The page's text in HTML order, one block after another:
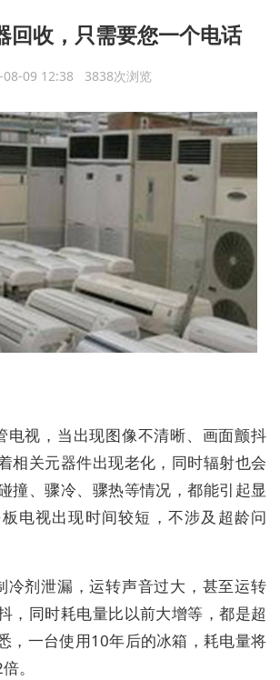
回收，只需要您一个电话
08-09 12:38 3838次浏览
电视，当出现图像不清晰、画面颤抖
相关元器件出现老化，同时辐射也会
撞、骤冷、骤热等情况，都能引起显
电视出现时间较短，不涉及超龄问
冷剂泄漏，运转声音过大，甚至运转
，同时耗电量比以前大增等，都是超
，一台使用10年后的冰箱，耗电量将
。